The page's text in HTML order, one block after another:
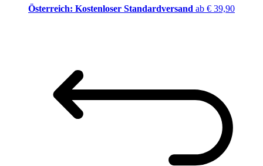
Österreich: Kostenloser Standardversand ab € 39,90